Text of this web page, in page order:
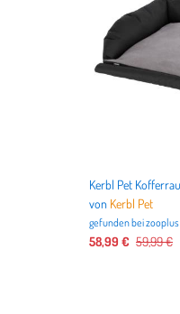
von Kerbl Pet
gefunden beizooplus
58,99 € 59,99 €